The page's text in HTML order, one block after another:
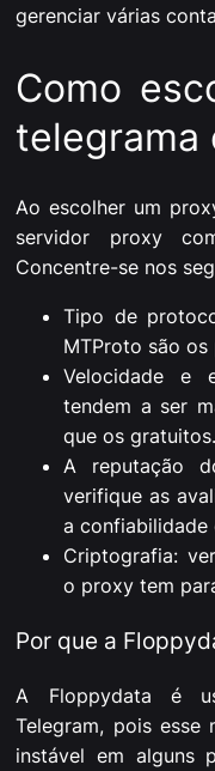
gerenciar várias
Como
telegrama
Ao escolher um
servidor proxy
Concentre-se nos
Tipo de
MTProto são os
Velocidade e
tendem a ser
que os gratuitos.
A reputação
verifique as
a confiabilidade
Criptografia:
o proxy tem
Por que a
A Floppydata é
Telegram, pois esse
instável em alguns